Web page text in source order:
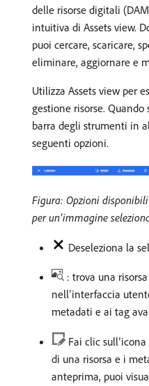
delle risorse digitali
intuitiva di Assets view.
puoi cercare, scaricare,
eliminare, aggiornare e
Utilizza Assets view per
gestione risorse.
barra degli strumenti in
seguenti opzioni.
Figura: Opzioni
per un’immagine
Deseleziona la
: trova una
nell’interfaccia
metadati e ai tag
Fai clic
di una risorsa e i
anteprima, puoi